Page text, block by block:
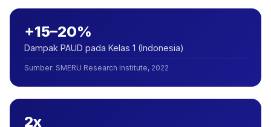
+15–20%
Dampak PAUD pada Kelas 1 (Indonesia)
Sumber: SMERU Research Institute, 2022
2x